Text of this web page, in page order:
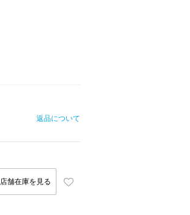
返品について
店舗在庫を見る